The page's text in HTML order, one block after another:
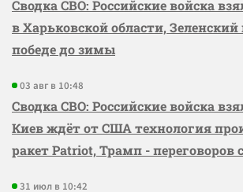
Сводка СВО: Российские войска
в Харьковской области, Зеленский
победе до зимы
03 авг в 10:48
Сводка СВО: Российские войска
Киев ждёт от США технология
ракет Patriot, Трамп - переговоров
31 июл в 10:42